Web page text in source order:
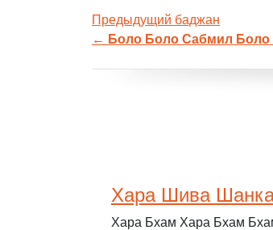
Предыдущий баджан
← Боло Боло Сабмил
Хара Шива
Хара Бхам Хара Бхам